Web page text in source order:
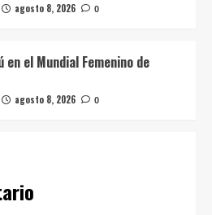
agosto 8, 2026 0
en el Mundial Femenino de
agosto 8, 2026 0